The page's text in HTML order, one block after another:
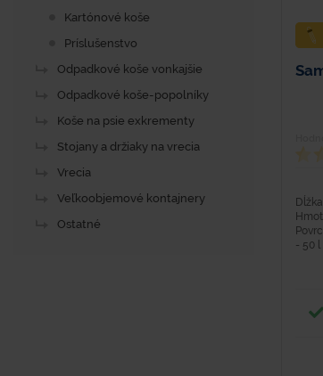
- 50 l
Kartónové koše
Príslušenstvo
Odpadkové koše vonkajšie
Odpadkové koše-popolníky
Koše na psie exkrementy
Stojany a držiaky na vrecia
Vrecia
Veľkoobjemové kontajnery
Ostatné